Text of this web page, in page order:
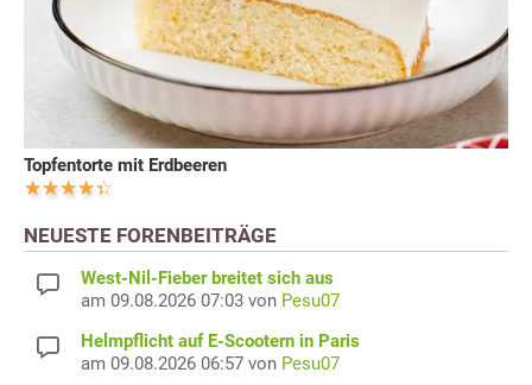
Topfentorte mit Erdbeeren
NEUESTE FORENBEITRÄGE
West-Nil-Fieber breitet sich aus
am 09.08.2026 07:03 von Pesu07
Helmpflicht auf E-Scootern in Paris
am 09.08.2026 06:57 von Pesu07